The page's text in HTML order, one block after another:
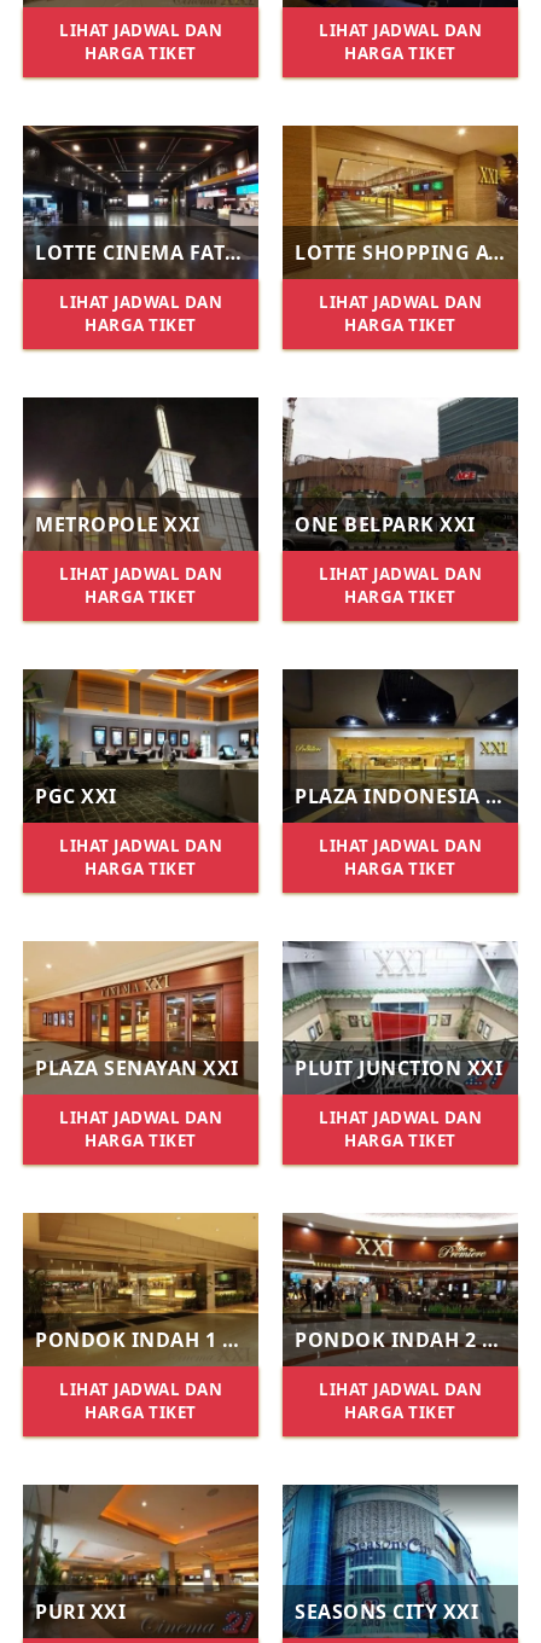
LIHAT JADWAL DAN
HARGA TIKET
LIHAT JADWAL DAN
HARGA TIKET
LOTTE CINEMA FATMAWATI
LIHAT JADWAL DAN
HARGA TIKET
LOTTE SHOPPING AVENUE XXI
LIHAT JADWAL DAN
HARGA TIKET
METROPOLE XXI
LIHAT JADWAL DAN
HARGA TIKET
ONE BELPARK XXI
LIHAT JADWAL DAN
HARGA TIKET
PGC XXI
LIHAT JADWAL DAN
HARGA TIKET
PLAZA INDONESIA XXI
LIHAT JADWAL DAN
HARGA TIKET
PLAZA SENAYAN XXI
LIHAT JADWAL DAN
HARGA TIKET
PLUIT JUNCTION XXI
LIHAT JADWAL DAN
HARGA TIKET
PONDOK INDAH 1 XXI
LIHAT JADWAL DAN
HARGA TIKET
PONDOK INDAH 2 XXI
LIHAT JADWAL DAN
HARGA TIKET
PURI XXI SEASONS CITY XXI